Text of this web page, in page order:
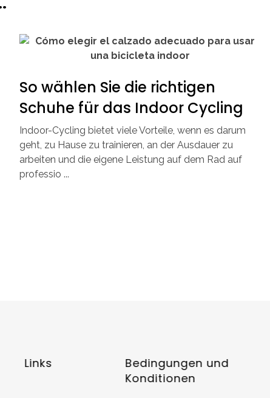
So wählen Sie die richtigen
Schuhe für das Indoor Cycling
Indoor-Cycling bietet viele Vorteile, wenn es darum
geht, zu Hause zu trainieren, an der Ausdauer zu
arbeiten und die eigene Leistung auf dem Rad auf
professio ...
Links
Bedingungen und
Konditionen